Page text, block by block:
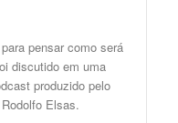
pensar como será
discutido em uma
produzido pelo
Elsas.